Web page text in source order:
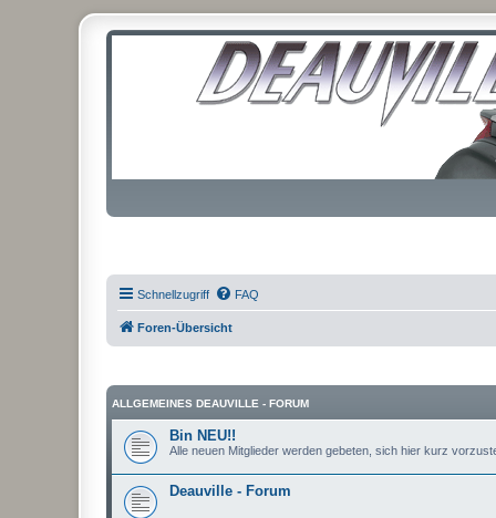
Schnellzugriff FAQ
Foren-Übersicht
ALLGEMEINES DEAUVILLE - FORUM
Bin NEU!!
Alle neuen Mitglieder werden gebeten, sich hier kurz
Deauville - Forum